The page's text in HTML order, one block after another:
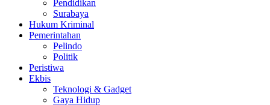
Pendidikan
Surabaya
Hukum Kriminal
Pemerintahan
Pelindo
Politik
Peristiwa
Ekbis
Teknologi & Gadget
Gaya Hidup